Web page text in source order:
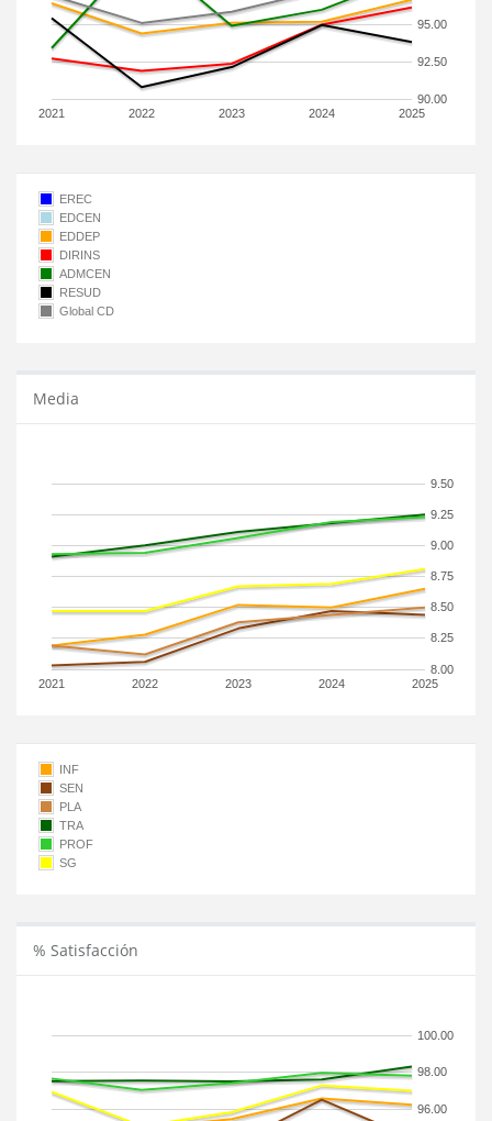
2021 2022 2023 2024 2025
90.00
92.50
95.00
EREC
EDCEN
EDDEP
DIRINS
ADMCEN
RESUD
Global CD
Media
2021 2022 2023 2024 2025
8.00
8.25
8.50
8.75
9.00
9.25
9.50
INF
SEN
PLA
TRA
PROF
SG
% Satisfacción
96.00
98.00
100.00